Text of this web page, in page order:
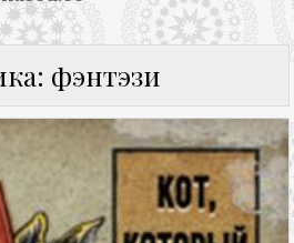
фэнтэзи